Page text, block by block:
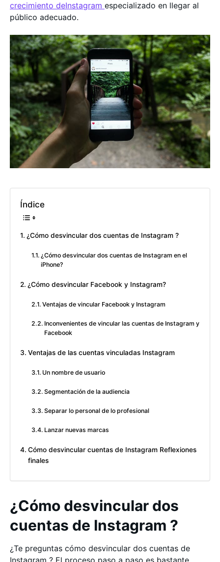
crecimiento deInstagram especializado en llegar al
público adecuado.
Índice
¿Cómo desvincular dos cuentas de Instagram ?
¿Cómo desvincular dos cuentas de Instagram en el
iPhone?
¿Cómo desvincular Facebook y Instagram?
Ventajas de vincular Facebook y Instagram
Inconvenientes de vincular las cuentas de Instagram y
Facebook
Ventajas de las cuentas vinculadas Instagram
Un nombre de usuario
Segmentación de la audiencia
Separar lo personal de lo profesional
Lanzar nuevas marcas
Cómo desvincular cuentas de Instagram Reflexiones
finales
¿Cómo desvincular dos
cuentas de Instagram ?
¿Te preguntas cómo desvincular dos cuentas de
Instagram ? El proceso paso a paso es bastante